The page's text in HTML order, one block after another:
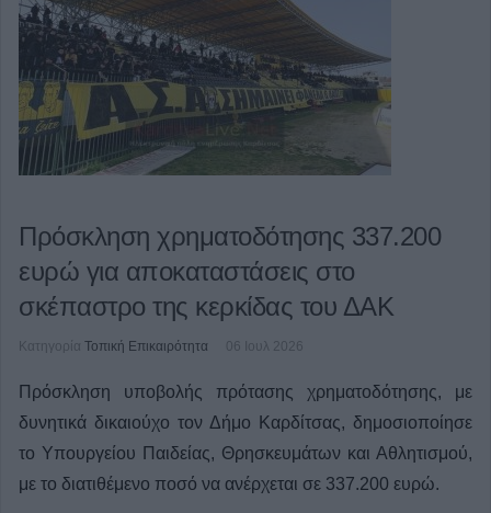
Πρόσκληση χρηματοδότησης 337.200
ευρώ για αποκαταστάσεις στο
σκέπαστρο της κερκίδας του ΔΑΚ
Κατηγορία Τοπική Επικαιρότητα 06 Ιουλ 2026
Πρόσκληση υποβολής πρότασης χρηματοδότησης, με
δυνητικά δικαιούχο τον Δήμο Καρδίτσας, δημοσιοποίησε
το Υπουργείου Παιδείας, Θρησκευμάτων και Αθλητισμού,
με το διατιθέμενο ποσό να ανέρχεται σε 337.200 ευρώ.